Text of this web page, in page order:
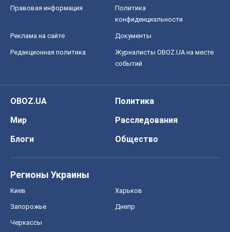
Правовая информация
Политика
конфиденциальности
Реклама на сайте Документы
Редакционная политика
Журналисты OBOZ.UA на месте
событий
OBOZ.UA
Политика
Мир
Расследования
Блоги
Общество
Регионы Украины
Киев Харьков
Запорожье Днепр
Черкассы